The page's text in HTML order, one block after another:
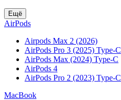
Ещё
AirPods
Airpods Max 2 (2026)
AirPods Pro 3 (2025) Type-C
AirPods Max (2024) Type-C
AirPods 4
AirPods Pro 2 (2023) Type-C
MacBook